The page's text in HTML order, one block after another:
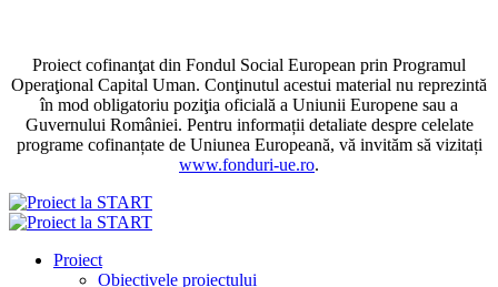
Proiect cofinanţat din Fondul Social European prin Programul
Operaţional Capital Uman. Conţinutul acestui material nu reprezintă
în mod obligatoriu poziţia oficială a Uniunii Europene sau a
Guvernului României. Pentru informații detaliate despre celelate
programe cofinanțate de Uniunea Europeană, vă invităm să vizitați
www.fonduri-ue.ro.
Proiect
Obiectivele proiectului